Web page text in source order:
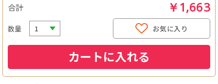
合計 ￥1,663
数量 お気に入り
カートに入れる